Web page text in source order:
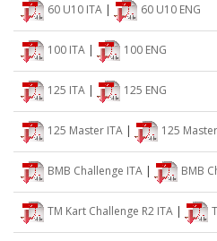
60 U10 ITA | 60 U10 ENG
100 ITA | 100 ENG
125 ITA | 125 ENG
125 Master ITA | 125
BMB Challenge ITA | BMB
TM Kart Challenge R2 ITA |